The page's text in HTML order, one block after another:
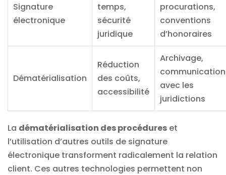
Signature
électronique
temps,
sécurité
juridique
procurations,
conventions
d’honoraires
Dématérialisation
Réduction
des coûts,
accessibilité
Archivage,
communication
avec les
juridictions
La dématérialisation des procédures et
l’utilisation d’autres outils de signature
électronique transforment radicalement la relation
client. Ces autres technologies permettent non